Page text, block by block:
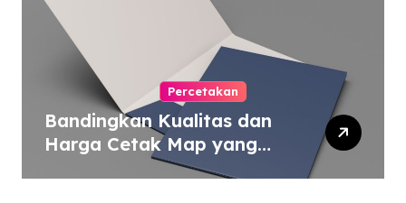
Percetakan
Bandingkan Kualitas dan
Harga Cetak Map yang
Murah atau Mahal